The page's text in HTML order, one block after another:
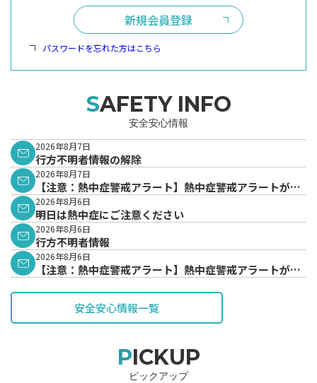
新規会員登録
パスワードを忘れた方はこちら
SAFETY INFO
安全安心情報
2026年8月7日
行方不明者情報の解除
2026年8月7日
【注意：熱中症警戒アラート】熱中症警戒アラートが発
表されています。
2026年8月6日
明日は熱中症にご注意ください
2026年8月6日
行方不明者情報
2026年8月6日
【注意：熱中症警戒アラート】熱中症警戒アラートが発
安全安心情報一覧
PICKUP
ピックアップ